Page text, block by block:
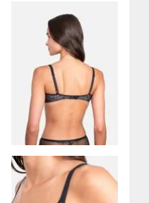
pack